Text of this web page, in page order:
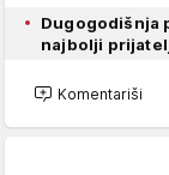
Dugogodišnja
najbolji
Komentariši